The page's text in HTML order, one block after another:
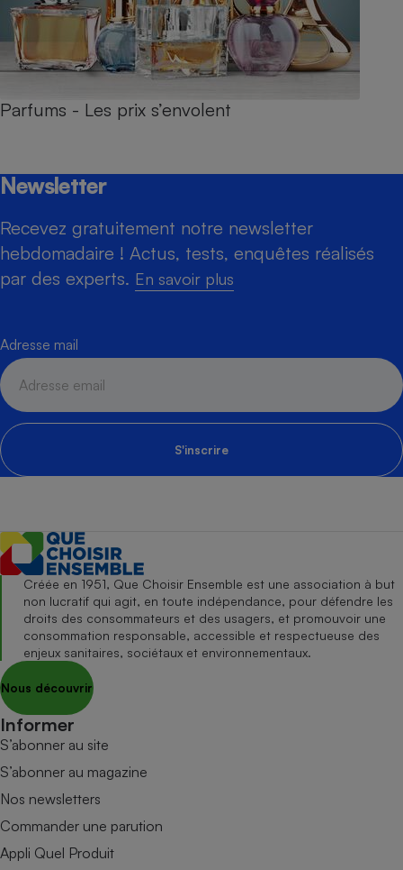
Parfums - Les prix s’envolent
Newsletter
Recevez gratuitement notre newsletter
hebdomadaire ! Actus, tests, enquêtes réalisés
par des experts. En savoir plus
Adresse mail
S'inscrire
Créée en 1951, Que Choisir Ensemble est une association à but
non lucratif qui agit, en toute indépendance, pour défendre les
droits des consommateurs et des usagers, et promouvoir une
consommation responsable, accessible et respectueuse des
enjeux sanitaires, sociétaux et environnementaux.
Nous découvrir
Informer
S’abonner au site
S’abonner au magazine
Nos newsletters
Commander une parution
Appli Quel Produit